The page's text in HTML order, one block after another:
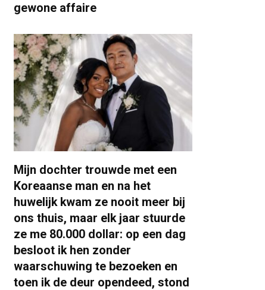
gewone affaire
Mijn dochter trouwde met een
Koreaanse man en na het
huwelijk kwam ze nooit meer bij
ons thuis, maar elk jaar stuurde
ze me 80.000 dollar: op een dag
besloot ik hen zonder
waarschuwing te bezoeken en
toen ik de deur opendeed, stond